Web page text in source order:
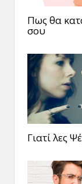
Πως θα
σου
Γιατί λες